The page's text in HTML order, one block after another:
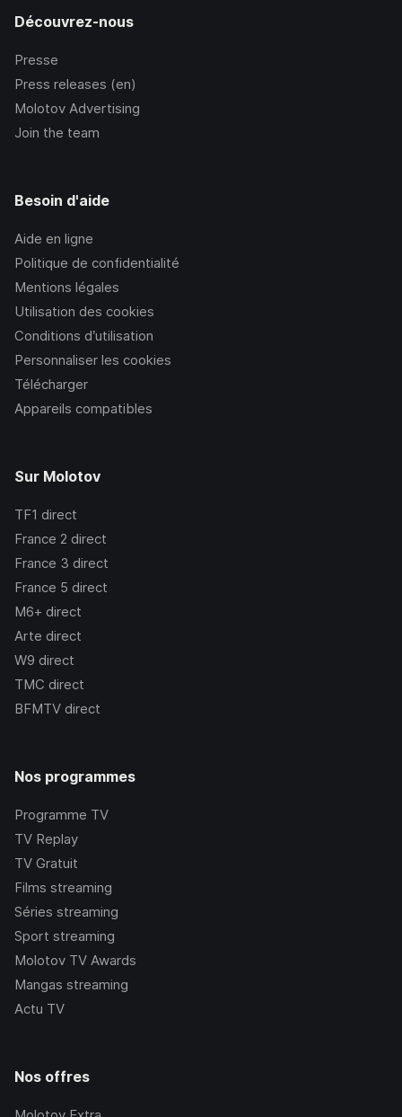
Découvrez-nous
Presse
Press releases (en)
Molotov Advertising
Join the team
Besoin d'aide
Aide en ligne
Politique de confidentialité
Mentions légales
Utilisation des cookies
Conditions d’utilisation
Personnaliser les cookies
Télécharger
Appareils compatibles
Sur Molotov
TF1 direct
France 2 direct
France 3 direct
France 5 direct
M6+ direct
Arte direct
W9 direct
TMC direct
BFMTV direct
Nos programmes
Programme TV
TV Replay
TV Gratuit
Films streaming
Séries streaming
Sport streaming
Molotov TV Awards
Mangas streaming
Actu TV
Nos offres